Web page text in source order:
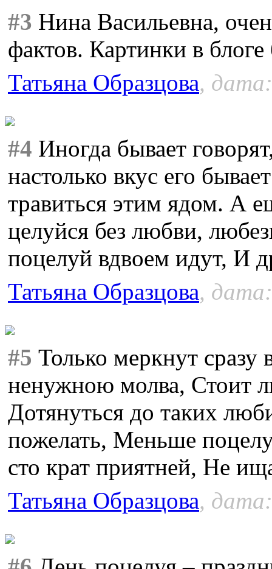
#3 Нина Васильевна,
фактов. Картинки в
Татьяна Образцова,
#4 Иногда бывает
настолько вкус его
травиться этим ядом. А
целуйся без любви,
поцелуй вдвоем идут, И
Татьяна Образцова,
#5 Только меркнут сразу
ненужною молва, Стоит
Дотянуться до таких
пожелать, Меньше
сто крат приятней, Не
Татьяна Образцова,